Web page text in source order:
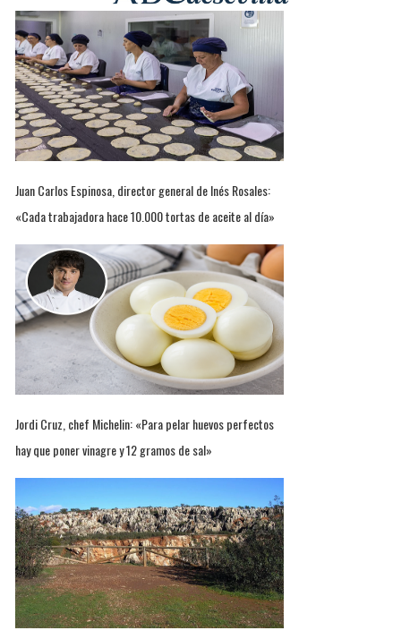
Juan Carlos Espinosa, director general de Inés Rosales:
«Cada trabajadora hace 10.000 tortas de aceite al día»
Jordi Cruz, chef Michelin: «Para pelar huevos perfectos
hay que poner vinagre y 12 gramos de sal»